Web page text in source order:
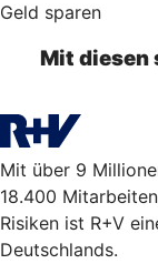
Geld sparen
Mit diesen
Mit über 9
18.400
Risiken ist R+V
Deutschlands.